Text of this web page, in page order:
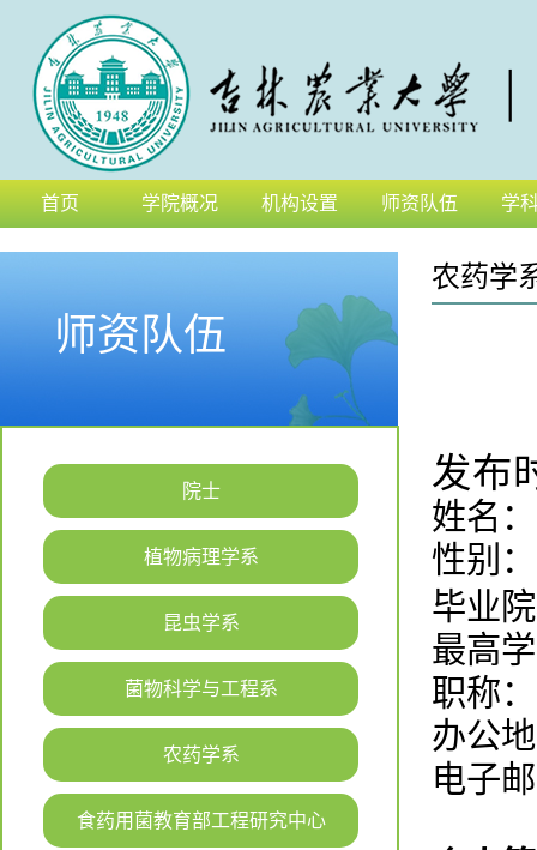
首页 学院概况 机构设置 师资队伍 学
师资队伍
院士
植物病理学系
昆虫学系
菌物科学与工程系
农药学系
食药用菌教育部工程研究中心
农药学
发布
性别
毕业
最高
职称
办公
电子